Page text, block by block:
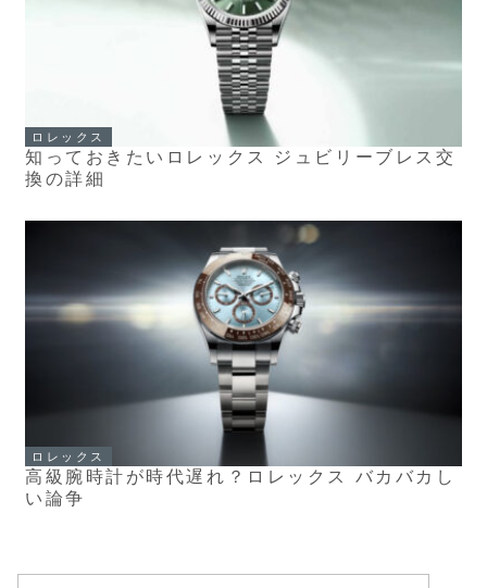
ロレックス
知っておきたいロレックス ジュビリーブレス交
換の詳細
ロレックス
高級腕時計が時代遅れ？ロレックス バカバカし
い論争